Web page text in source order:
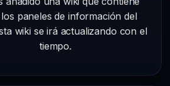
paneles de información del
wiki se irá actualizando con el
tiempo.